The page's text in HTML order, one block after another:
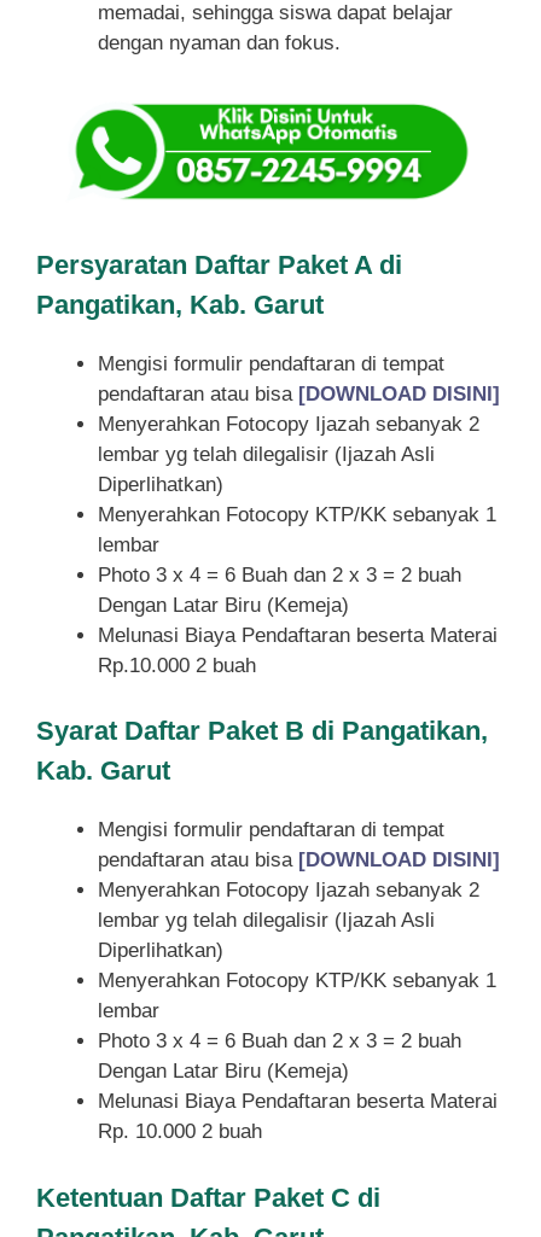
memadai, sehingga siswa dapat belajar
dengan nyaman dan fokus.
Persyaratan Daftar Paket A di
Pangatikan, Kab. Garut
Mengisi formulir pendaftaran di tempat
pendaftaran atau bisa [DOWNLOAD DISINI]
Menyerahkan Fotocopy Ijazah sebanyak 2
lembar yg telah dilegalisir (Ijazah Asli
Diperlihatkan)
Menyerahkan Fotocopy KTP/KK sebanyak 1
lembar
Photo 3 x 4 = 6 Buah dan 2 x 3 = 2 buah
Dengan Latar Biru (Kemeja)
Melunasi Biaya Pendaftaran beserta Materai
Rp.10.000 2 buah
Syarat Daftar Paket B di Pangatikan,
Kab. Garut
Mengisi formulir pendaftaran di tempat
pendaftaran atau bisa [DOWNLOAD DISINI]
Menyerahkan Fotocopy Ijazah sebanyak 2
lembar yg telah dilegalisir (Ijazah Asli
Diperlihatkan)
Menyerahkan Fotocopy KTP/KK sebanyak 1
lembar
Photo 3 x 4 = 6 Buah dan 2 x 3 = 2 buah
Dengan Latar Biru (Kemeja)
Melunasi Biaya Pendaftaran beserta Materai
Rp. 10.000 2 buah
Ketentuan Daftar Paket C di